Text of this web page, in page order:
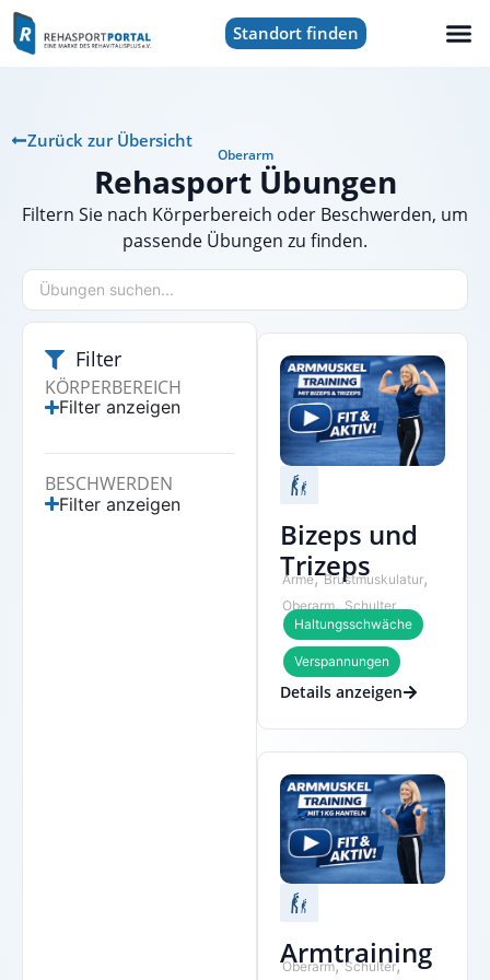
Standort finden
Zurück zur Übersicht
Oberarm
Rehasport Übungen
Filtern Sie nach Körperbereich oder Beschwerden, um
passende Übungen zu finden.
Filter
KÖRPERBEREICH
Filter anzeigen
BESCHWERDEN
Filter anzeigen
Bizeps und
Trizeps
Arme, Brustmuskulatur,
Oberarm, Schulter
Haltungsschwäche
Verspannungen
Details anzeigen
Armtraining
Oberarm, Schulter,